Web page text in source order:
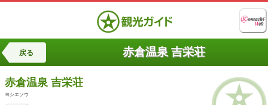
戻る 赤倉温泉 吉栄荘
赤倉温泉 吉栄荘
ヨシエソウ